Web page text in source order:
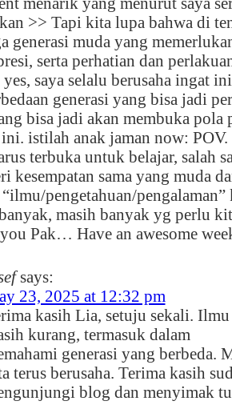
>> Tapi kita lupa bahwa di
generasi muda yang
serta perhatian dan
saya selalu berusaha ingat
generasi yang bisa jadi
bisa jadi akan membuka pola
ini. istilah anak jaman now:
terbuka untuk belajar, salah
kesempatan sama yang muda
“ilmu/pengetahuan/
masih banyak yg perlu
Pak… Have an awesome
says:
23, 2025 at 12:32 pm
kasih Lia, setuju sekali.
kurang, termasuk dalam
generasi yang berbeda.
terus berusaha. Terima kasih
blog dan menyimak